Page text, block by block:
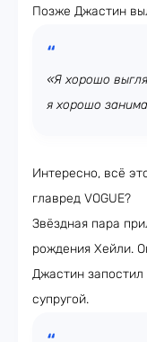
Позже Джастин
«Я хорошо
я хорошо
Интересно, всё
главред VOGUE?
Звёздная пара
рождения Хейли.
Джастин
супругой.